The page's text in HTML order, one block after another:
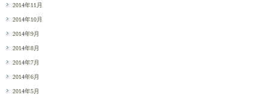
2014年11月
2014年10月
2014年9月
2014年8月
2014年7月
2014年6月
2014年5月